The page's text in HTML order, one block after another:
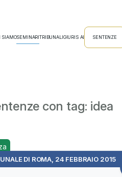
SIAMOSEMINARITRIBUNALIGIURIS AI SENTENZE
con tag: idea
DI ROMA, 24 FEBBRAIO 2015